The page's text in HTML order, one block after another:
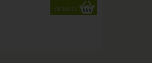
varianty